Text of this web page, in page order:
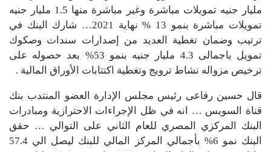
مليار جنيه تمويلات مباشرة وغير مباشرة منها 1.5 مليار جنيه
تمويلات مباشرة بنمو 13 % نهاية 2021… شارك البنك في
ترتيب وضمان تغطية العديد من إصدارات سندات وصكوك
تمويل باجمالى 4.3 مليار جنيه بنمو 53% بعد حصوله على
ترخيص مزواله نشاط ترويج وتغطية اكتتابات الأوراق المالية .
قال حسين رفاعى رئيس مجلس الإدارة العضو المنتدب بنك
قناة السويس … انه في ظل الإجراءات الاحترازية ومبادرات
البنك المركزي المصري للعام الثاني على التوالي … حقق
البنك نمو 6% بأجمالي المركز المالي للبنك ليصل الي 57.4